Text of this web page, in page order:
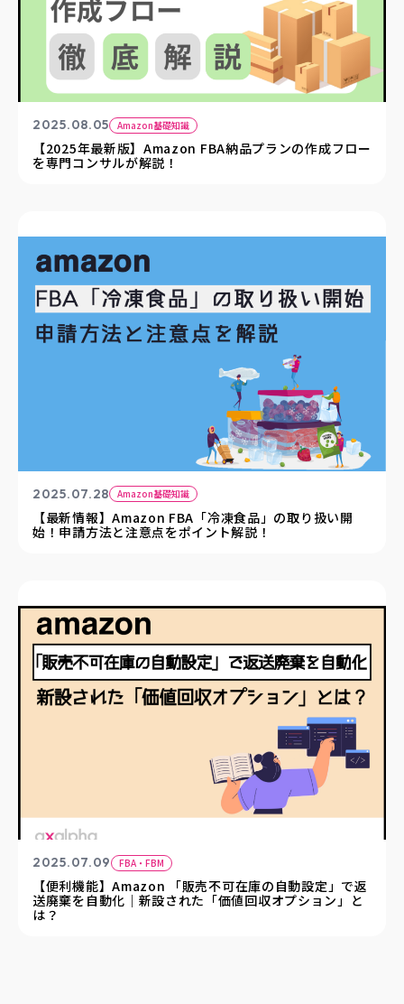
2025.08.05 Amazon基礎知識
【2025年最新版】Amazon FBA納品プランの作成フロー
を専門コンサルが解説！
2025.07.28 Amazon基礎知識
【最新情報】Amazon FBA「冷凍食品」の取り扱い開
始！申請方法と注意点をポイント解説！
2025.07.09 FBA・FBM
【便利機能】Amazon 「販売不可在庫の自動設定」で返
送廃棄を自動化｜新設された「価値回収オプション」と
は？